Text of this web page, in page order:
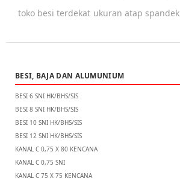
toko besi terdekat ukuran atap spandek
BESI, BAJA DAN ALUMUNIUM
BESI 6 SNI HK/BHS/SIS
BESI 8 SNI HK/BHS/SIS
BESI 10 SNI HK/BHS/SIS
BESI 12 SNI HK/BHS/SIS
KANAL C 0,75 X 80 KENCANA
KANAL C 0,75 SNI
KANAL C 75 X 75 KENCANA